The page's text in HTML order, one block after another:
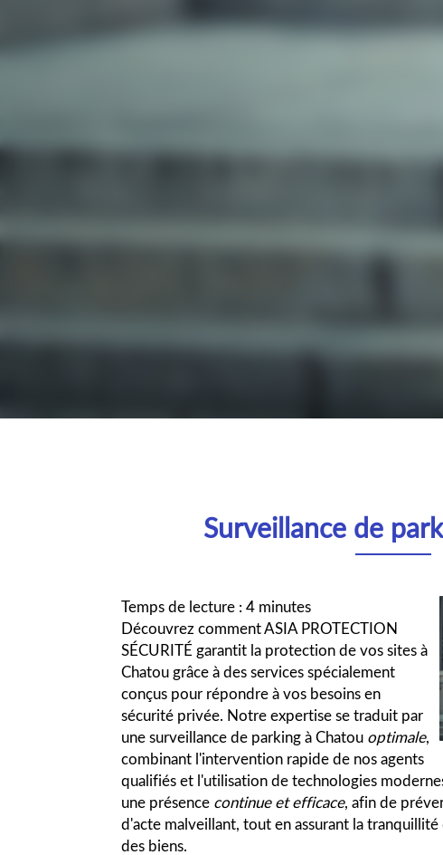
Surveillance de
Temps de lecture : 4 minutes
Découvrez comment ASIA PROTECTION
SÉCURITÉ garantit la protection de vos sites à
Chatou grâce à des services spécialement
conçus pour répondre à vos besoins en
sécurité privée. Notre expertise se traduit par
une surveillance de parking à Chatou optimale,
combinant l'intervention rapide de nos agents
qualifiés et l'utilisation de technologies
une présence continue et efficace, afin de
d'acte malveillant, tout en assurant la
des biens.